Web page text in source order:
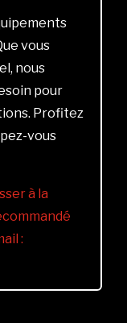
vous
nous
pour
Profitez
vous
à la
: